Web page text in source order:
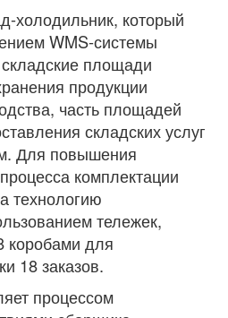
холодильник, который
WMS-системы
площади
продукции
часть площадей
складских услуг
Для повышения
комплектации
технологию
тележек,
коробами для
18 заказов.
процессом